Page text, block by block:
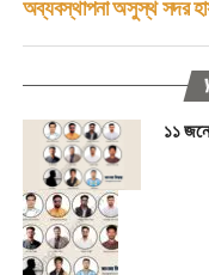
অব্যবস্থাপনা অসুস্থ সদর
১১